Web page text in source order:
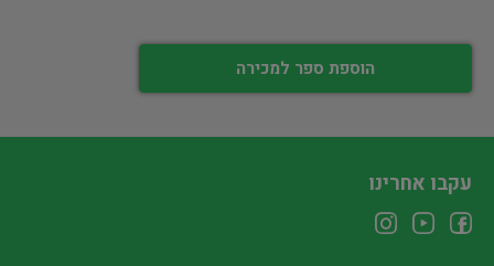
הוספת ספר למכירה
עקבו אחרינו